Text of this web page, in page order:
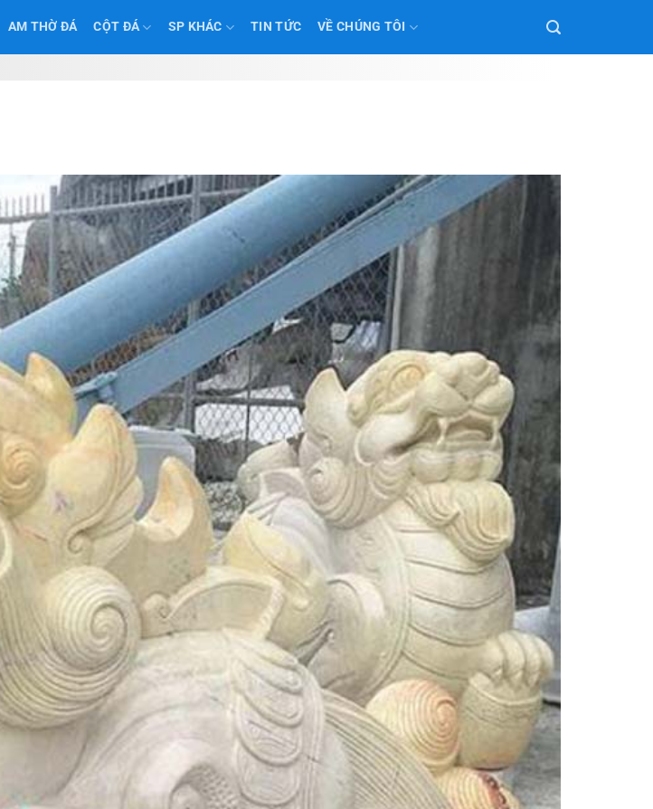
AM THỜ ĐÁ CỘT ĐÁ SP KHÁC TIN TỨC VỀ CHÚNG TÔI